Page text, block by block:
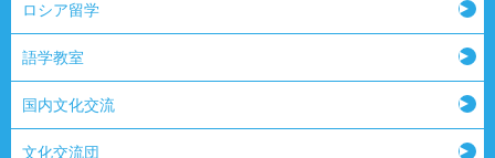
ロシア留学
語学教室
国内文化交流
文化交流団